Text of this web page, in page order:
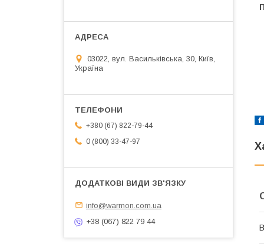
03022, вул. Васильківська, 30, Київ,
Україна
+380 (67) 822-79-44
0 (800) 33-47-97
info@warmon.com.ua
+38 (067) 822 79 44